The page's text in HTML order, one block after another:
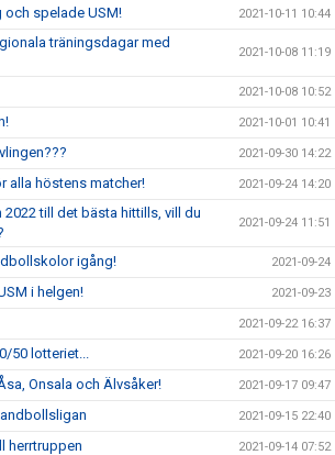
och spelade USM! 2021-10-11 10:44
träningsdagar med
2021-10-08 11:19
2021-10-08 10:52
2021-10-01 10:41
2021-09-30 14:22
alla höstens matcher! 2021-09-24 14:20
2022 till det bästa hittills, vill du
2021-09-24 11:51
igång! 2021-09-24
i helgen! 2021-09-23
2021-09-22 16:37
50 lotteriet... 2021-09-20 16:26
Onsala och Älvsåker! 2021-09-17 09:47
2021-09-15 22:40
herrtruppen 2021-09-14 07:52